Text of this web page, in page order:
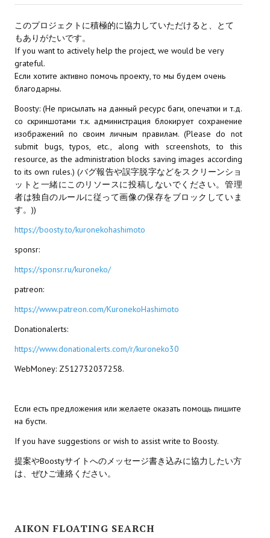
Star Trek Voyager Elite Force Remaster Fan Edition
Sacred Gold Remaster Fan Edition
Red Faction remaster Fan Edition
Aliens versus Predator 1 Remaster Fan Edition
Age of Pirates: Caribbean Tales Remaster Fan Edition
Корсары 3 Сундук мертвеца Remaster Fan Edition
Sea Dogs - City of Abandoned Ships Remaster Fan Edition
Sea Dogs Remaster Fan Edition
НОВОСТИ ПОРТАЛА
Новости
МОДЫ ДЛЯ ИГР
Патчи
Mass Effect 3
Divinity Original Sin Enhanced Edition
Dragon Age: Origins
Dragon Age 2
このプロジェクトに積極的に協力していただけると、とて
もありがたいです。
If you want to actively help the project, we would be very
grateful.
Если хотите активно помочь проекту, то мы будем очень
благодарны.
Boosty: (Не присылать на данный ресурс баги, опечатки и т.д.
со скриншотами т.к. администрация блокирует сохранение
изображений по своим личным правилам. (Please do not
submit bugs, typos, etc., along with screenshots, to this
resource, as the administration blocks saving images according
to its own rules.) (バグ報告や誤字脱字などをスクリーンショ
ットと一緒にこのリソースに投稿しないでください。管理
者は独自のルールに従って画像の保存をブロックしていま
す。))
https://boosty.to/kuronekohashimoto
sponsr:
https://sponsr.ru/kuroneko/
patreon:
https://www.patreon.com/KuronekoHashimoto
Donationalerts:
https://www.donationalerts.com/r/kuroneko30
WebMoney: Z512732037258.
Если есть предложения или желаете оказать помощь пишите
на бусти.
If you have suggestions or wish to assist write to Boosty.
提案やBoostyサイトへのメッセージ書き込みに協力したい方
は、ぜひご連絡ください。
AIKON FLOATING SEARCH